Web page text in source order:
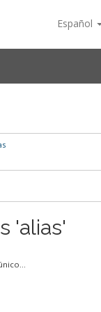
Español
'alias'